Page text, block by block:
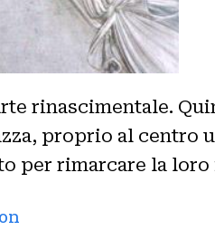
rinascimentale.
proprio al
per rimarcare la